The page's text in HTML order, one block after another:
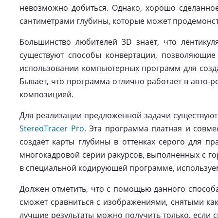
невозможно добиться. Однако, хорошо
сантиметрами глубины, которые может
Большинство любителей 3D знает, что
существуют способы конвертации,
использовании компьютерных программ для
Бывает, что программа отлично работает в авто-
композицией.
Для реализации предложенной задачи
StereoTracer Pro. Эта программа платная и
создает карты глубины в оттенках серого для
многокадровой серии ракурсов, выполненных с
в специальной кодирующей программе,
Должен отметить, что с помощью данного
сможет сравниться с изображениями, снятыми
лучшие результаты можно получить только,